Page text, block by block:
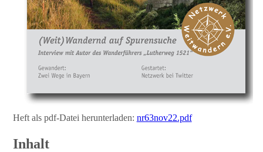
Heft als pdf-Datei herunterladen: nr63nov22.pdf
Inhalt